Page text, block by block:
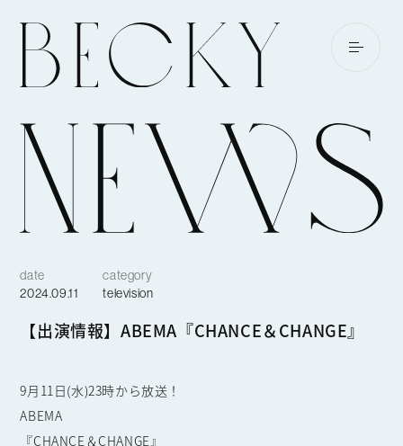
date
2024.09.11
category
television
【出演情報】ABEMA『CHANCE＆CHANGE』
9月11日(水)23時から放送！
ABEMA
『CHANCE＆CHANGE』